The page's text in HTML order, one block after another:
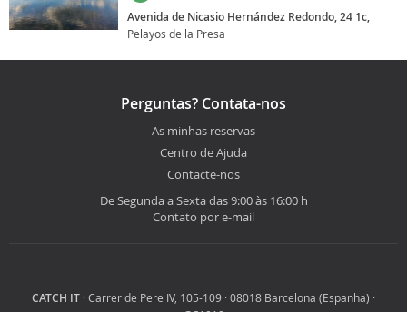
Avenida de Nicasio Hernández Redondo, 24 1c,
Pelayos de la Presa
Perguntas? Contata-nos
As minhas reservas
Centro de Ajuda
Contacte-nos
De Segunda a Sexta das 9:00 às 16:00 h
Contato por e-mail
CATCH IT · Carrer de Pere IV, 105-109 · 08018 Barcelona (Espanha) ·